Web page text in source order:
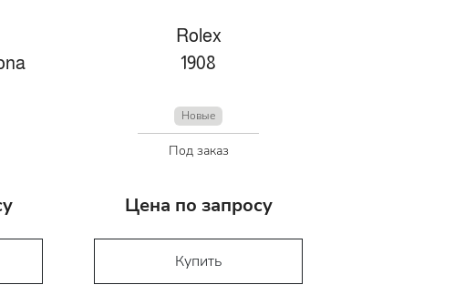
Rolex
1908
Новые
Под заказ
Цена по запросу
Купить